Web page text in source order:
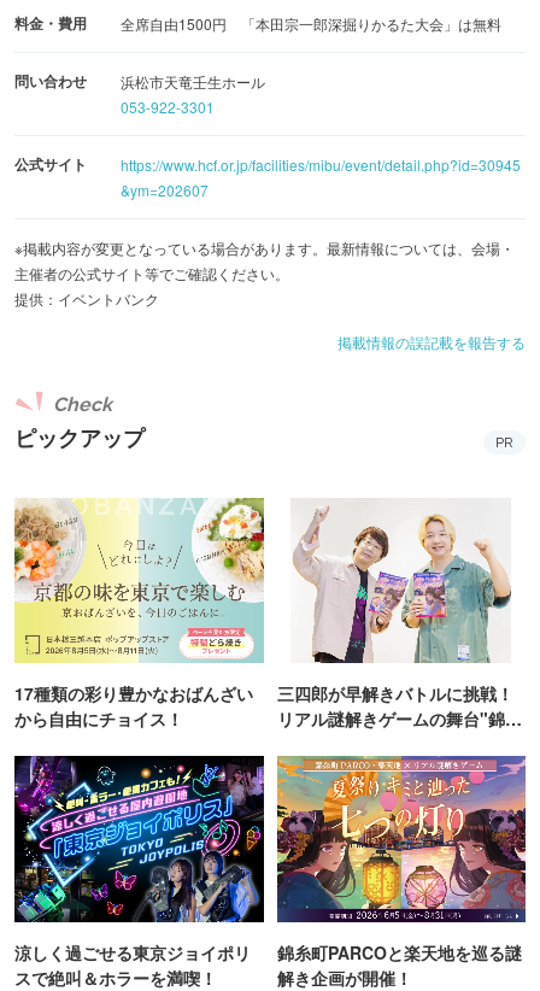
料金・費用 全席自由1500円 「本田宗一郎深掘りかるた大会」は無料
問い合わせ
浜松市天竜壬生ホール
053-922-3301
公式サイト
https://www.hcf.or.jp/facilities/mibu/event/detail.php?id=30945
&ym=202607
※掲載内容が変更となっている場合があります。最新情報については、会場・
主催者の公式サイト等でご確認ください。
提供：イベントバンク
掲載情報の誤記載を報告する
ピックアップ
Check
PR
17種類の彩り豊かなおばんざい
から自由にチョイス！
三四郎が早解きバトルに挑戦！
リアル謎解きゲームの舞台"錦糸
涼しく過ごせる東京ジョイポリ
スで絶叫＆ホラーを満喫！
錦糸町PARCOと楽天地を巡る謎
解き企画が開催！